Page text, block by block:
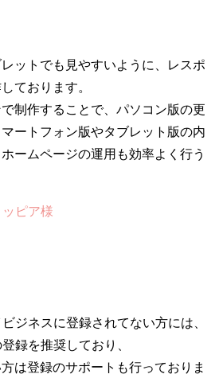
ットでも見やすいように、レスポ
ております。
制作することで、パソコン版の更
ートフォン版やタブレット版の内
ームページの運用も効率よく行う
ピア様
ジネスに登録されてない方には、
録を推奨しており、
は登録のサポートも行っておりま